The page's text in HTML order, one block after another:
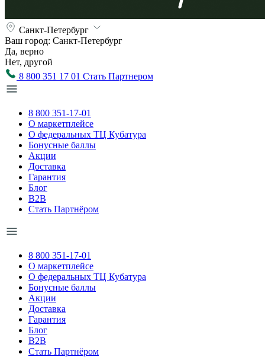
Санкт-Петербург
Ваш город: Санкт-Петербург
Да, верно
Нет, другой
8 800 351 17 01 Стать Партнером
8 800 351-17-01
О маркетплейсе
О федеральных ТЦ Кубатура
Бонусные баллы
Акции
Доставка
Гарантия
Блог
B2B
Стать Партнёром
8 800 351-17-01
О маркетплейсе
О федеральных ТЦ Кубатура
Бонусные баллы
Акции
Доставка
Гарантия
Блог
B2B
Стать Партнёром